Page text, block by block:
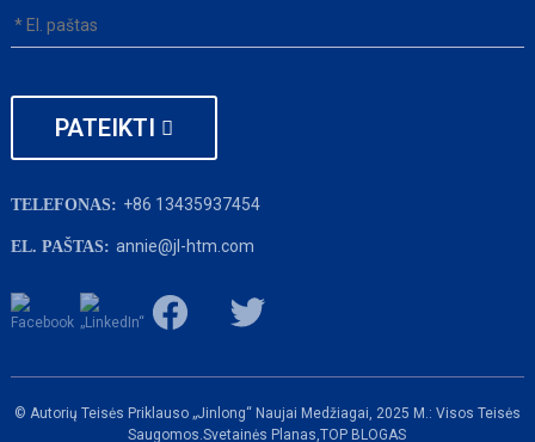
PATEIKTI
TELEFONAS: +86 13435937454
EL. PAŠTAS: annie@jl-htm.com
© Autorių Teisės Priklauso „Jinlong“ Naujai Medžiagai, 2025 M.: Visos Teisės
Saugomos.Svetainės Planas,TOP BLOGAS